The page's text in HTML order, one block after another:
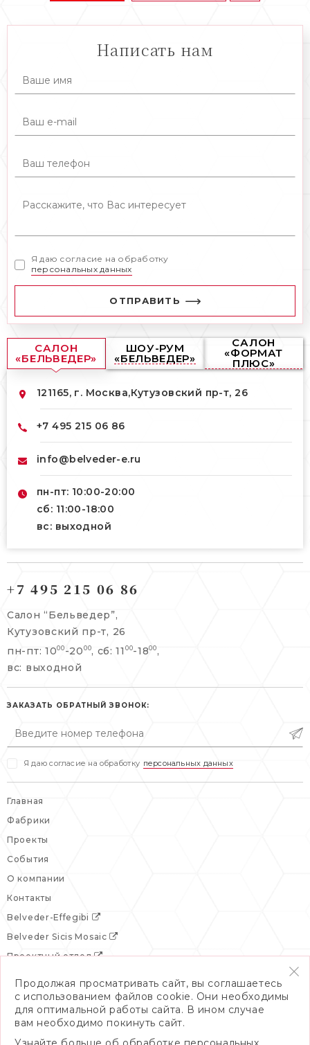
Написать нам
Я даю согласие на обработку
персональных данных
ОТПРАВИТЬ
САЛОН
«БЕЛЬВЕДЕР»
ШОУ-РУМ
«БЕЛЬВЕДЕР»
САЛОН
«ФОРМАТ
ПЛЮС»
121165, г. Москва,Кутузовский пр-т, 26
+7 495 215 06 86
info@belveder-e.ru
пн-пт: 10:00-20:00
сб: 11:00-18:00
вс: выходной
info@belveder-e.ru
пн-пт: 10:00-20:00
сб, вс: выходной
Берсеневский переулок, 3/10с7
+7 495 477 45 43
info@belveder-e.ru
пн-пт: 10:00-19:00
сб: выходной
+7 495 215 06 86
Салон “Бельведер”,
Кутузовский пр-т, 26
пн-пт: 1000 -20 00, сб: 11 00-1800 ,
вс: выходной
ЗАКАЗАТЬ ОБРАТНЫЙ ЗВОНОК:
Я даю согласие на обработку персональных данных
Главная
Фабрики
Проекты
События
О компании
Контакты
Belveder-Effegibi
Belveder Sicis Mosaic
Проектный отдел
Продолжая просматривать сайт, вы соглашаетесь
с использованием файлов cookie. Они необходимы
для оптимальной работы сайта. В ином случае
вам необходимо покинуть сайт.